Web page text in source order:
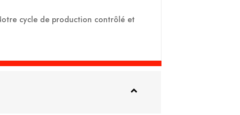
cycle de production contrôlé et